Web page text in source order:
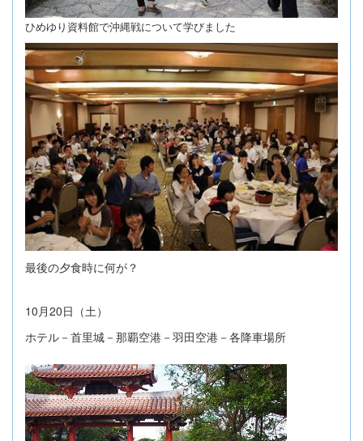
ひめゆり資料館で沖縄戦について学びました
最後の夕食時に何が？
10 月 20 日（土）
ホテル－首里城－那覇空港－羽田空港－各降車場所